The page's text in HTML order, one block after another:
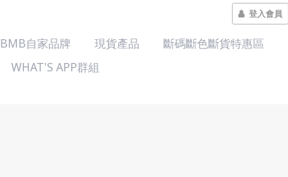
登入會員
BMB自家品牌 現貨產品 斷碼斷色斷貨特惠區
WHAT'S APP群組